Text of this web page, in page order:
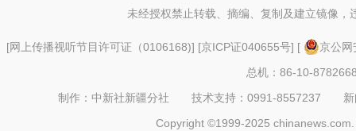
未经授权禁止转载、摘编、复制及建立镜像，
[网上传播视听节目许可证（0106168)] [京ICP证040655号] [
京公
总机：86-10-
制作：中新社新疆分社 技术支持：0991-8557237
Copyright ©1999-2025